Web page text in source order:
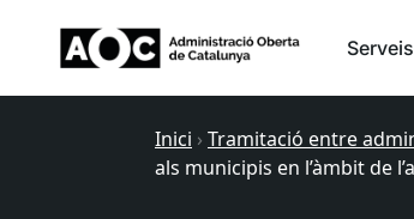
Serveis
Inici › Tramitació entre
als municipis en l’àmbit de